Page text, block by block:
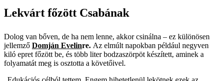
Lekvárt főzött Csabának
Dolog van bőven, de ha nem lenne, akkor csinálna – ez különösen
jellemző Domján Evelinre. Az elmúlt napokban például negyven
kiló epret főzött be, és több liter bodzaszörpöt készített, aminek a
folyamatát meg is osztotta a követőivel.